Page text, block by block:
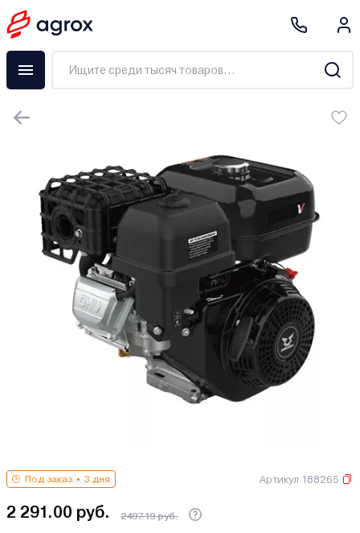
Под заказ 3 дня Артикул 188265
2 291.00 руб. 2497.19 руб.